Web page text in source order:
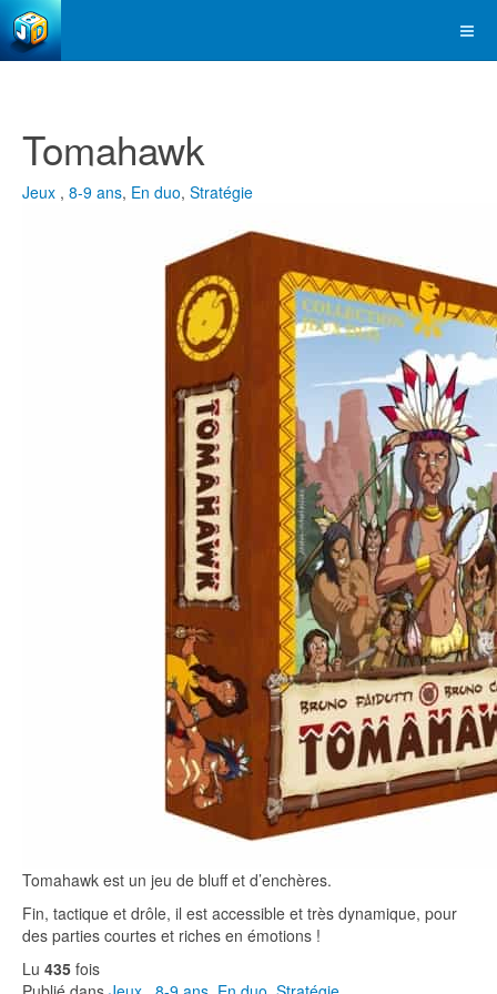
Tomahawk
Jeux , 8-9 ans, En duo, Stratégie
Tomahawk est un jeu de bluff et d’enchères.
Fin, tactique et drôle, il est accessible et très dynamique, pour
des parties courtes et riches en émotions !
Lu 435 fois